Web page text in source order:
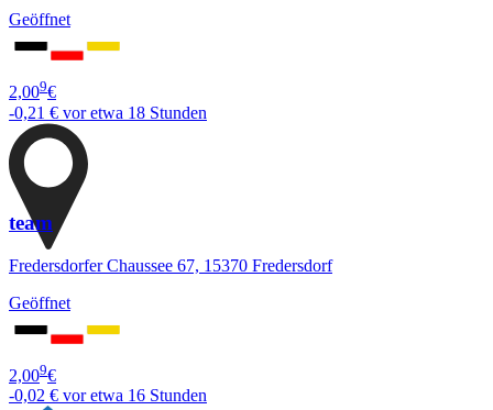
Geöffnet
2,009€
-0,21 € vor etwa 18 Stunden
team
Fredersdorfer Chaussee 67, 15370 Fredersdorf
Geöffnet
2,009€
-0,02 € vor etwa 16 Stunden